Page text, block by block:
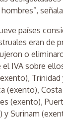
países
eran de
o
IVA sobre
Trinidad
(exento), Costa
(exento),
y Surinam